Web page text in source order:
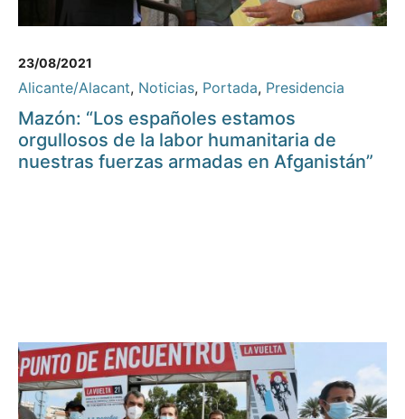
23/08/2021
Alicante/Alacant, Noticias, Portada, Presidencia
Mazón: “Los españoles estamos
orgullosos de la labor humanitaria de
nuestras fuerzas armadas en Afganistán”